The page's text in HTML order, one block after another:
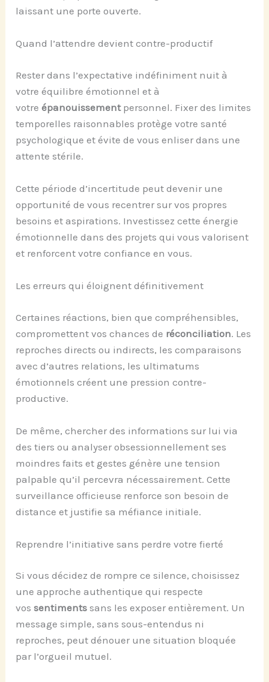
laissant une porte ouverte.
Quand l’attendre devient contre-productif
Rester dans l’expectative indéfiniment nuit à
votre équilibre émotionnel et à
votreépanouissementpersonnel. Fixer des limites
temporelles raisonnables protège votre santé
psychologique et évite de vous enliser dans une
attente stérile.
Cette période d’incertitude peut devenir une
opportunité de vous recentrer sur vos propres
besoins et aspirations. Investissez cette énergie
émotionnelle dans des projets qui vous valorisent
et renforcent votre confiance en vous.
Les erreurs qui éloignent définitivement
Certaines réactions, bien que compréhensibles,
compromettent vos chances de réconciliation. Les
reproches directs ou indirects, les comparaisons
avec d’autres relations, les ultimatums
émotionnels créent une pression contre-
productive.
De même, chercher des informations sur lui via
des tiers ou analyser obsessionnellement ses
moindres faits et gestes génère une tension
palpable qu’il percevra nécessairement. Cette
surveillance officieuse renforce son besoin de
distance et justifie sa méfiance initiale.
Reprendre l’initiative sans perdre votre fierté
Si vous décidez de rompre ce silence, choisissez
une approche authentique qui respecte
vossentiments sans les exposer entièrement. Un
message simple, sans sous-entendus ni
reproches, peut dénouer une situation bloquée
par l’orgueil mutuel.